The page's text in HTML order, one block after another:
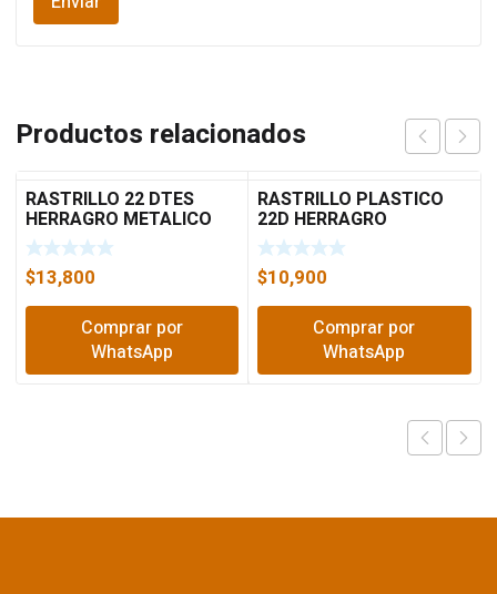
Productos relacionados
RASTRILLO 22 DTES
HERRAGRO METALICO
50022
$13,800
Comprar por
WhatsApp
RASTRILLO PLASTICO
22D HERRAGRO
$10,900
Comprar por
WhatsApp